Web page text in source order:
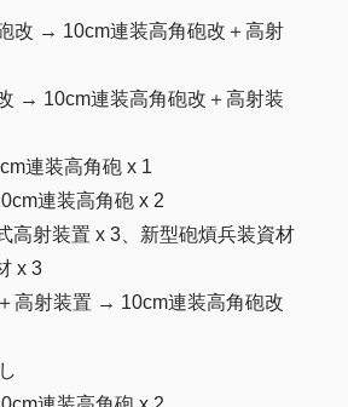
改 → 10cm連装高角砲改＋高射
→ 10cm連装高角砲改＋高射装
連装高角砲 x 1
連装高角砲 x 2
射装置 x 3、新型砲熕兵装資材
x 3
高射装置 → 10cm連装高角砲改